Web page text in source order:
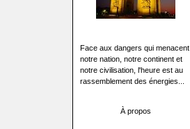
Face aux dangers qui menacent
notre nation, notre continent et
notre civilisation, l'heure est au
rassemblement des énergies...
À propos